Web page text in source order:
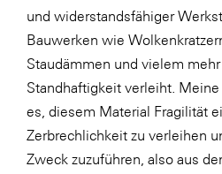
und widerstandsfähiger
Bauwerken wie
Staudämmen und vielem
Standhaftigkeit verleiht.
es, diesem Material Fragilität
Zerbrechlichkeit zu verleihen
Zweck zuzuführen, also aus